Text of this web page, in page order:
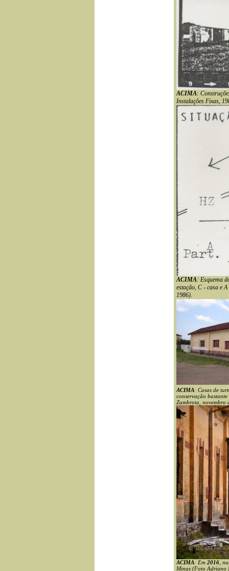
ACIMA:
Instalações Fixas,
ACIMA: Esquema
estação, C - casa e
1986).
ACIMA: Casas de
conservação
Zambrota, novembro
ACIMA: Em 2016 ,
Minas (Foto Adriano